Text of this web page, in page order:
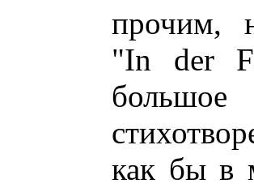
прочим,
"In der
как бы в